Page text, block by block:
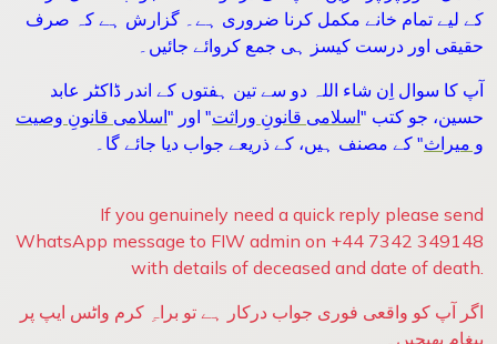
کے لیے تمام خانے مکمل کرنا ضروری ہے۔ گزارش ہے کہ صرف
حقیقی اور درست کیسز ہی جمع کروائے جائیں۔
آپ کا سوال اِن شاء اللہ دو سے تین ہفتوں کے اندر ڈاکٹر عابد
حسین، جو کتب "اسلامی قانونِ وراثت" اور "اسلامی قانونِ وصیت
و میراث" کے مصنف ہیں، کے ذریعے جواب دیا جائے گا۔
If you genuinely need a quick reply please send
WhatsApp message to FIW admin on +44 7342 349148
with details of deceased and date of death.
اگر آپ کو واقعی فوری جواب درکار ہے تو براہِ کرم واٹس ایپ پر
پیغام بھیجیں۔